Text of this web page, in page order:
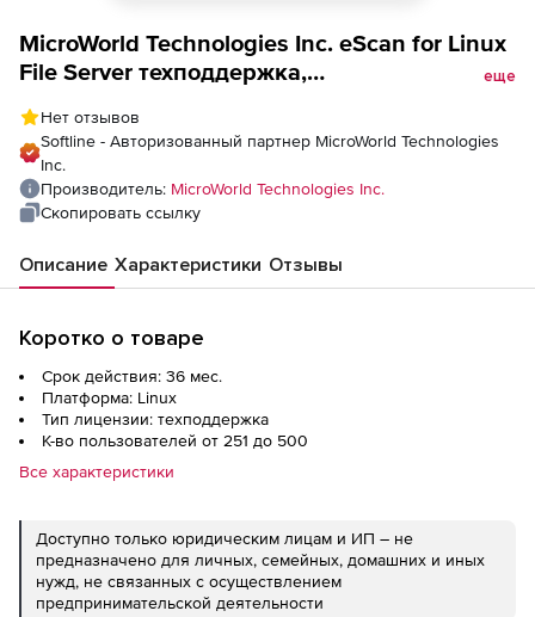
MicroWorld Technologies Inc. eScan for Linux
File Server техподдержка,
организаций на 3 года
еще
Нет отзывов
Softline - Авторизованный партнер MicroWorld Technologies
Inc.
Производитель: MicroWorld Technologies Inc.
Скопировать ссылку
Описание Характеристики Отзывы
Коротко о товаре
Срок действия: 36 мес.
Платформа: Linux
Тип лицензии: техподдержка
К-во пользователей от 251 до 500
Все характеристики
Доступно только юридическим лицам и ИП – не
предназначено для личных, семейных, домашних и иных
нужд, не связанных с осуществлением
предпринимательской деятельности